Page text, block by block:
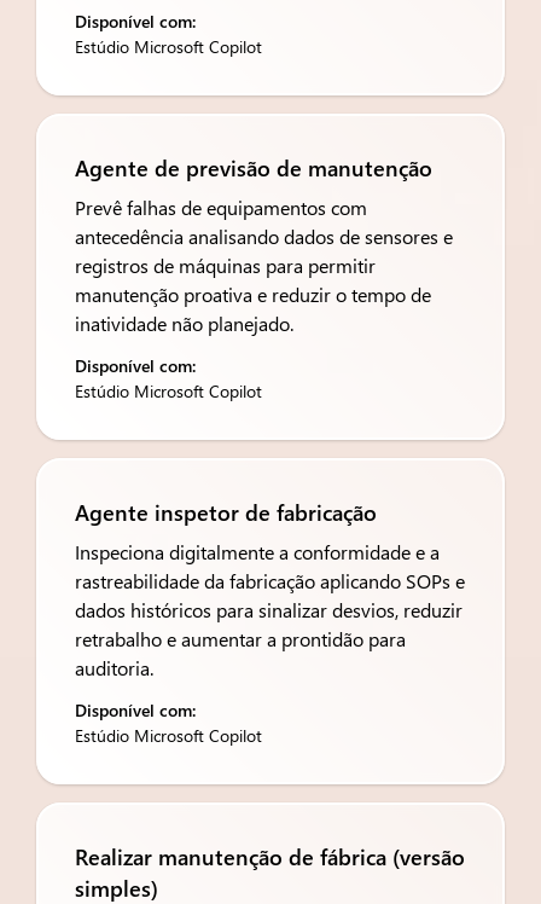
Disponível com:
Estúdio Microsoft Copilot
Agente de previsão de manutenção
Prevê falhas de equipamentos com
antecedência analisando dados de sensores e
registros de máquinas para permitir
manutenção proativa e reduzir o tempo de
inatividade não planejado.
Disponível com:
Estúdio Microsoft Copilot
Agente inspetor de fabricação
Inspeciona digitalmente a conformidade e a
rastreabilidade da fabricação aplicando SOPs e
dados históricos para sinalizar desvios, reduzir
retrabalho e aumentar a prontidão para
auditoria.
Disponível com:
Estúdio Microsoft Copilot
Realizar manutenção de fábrica (versão
simples)